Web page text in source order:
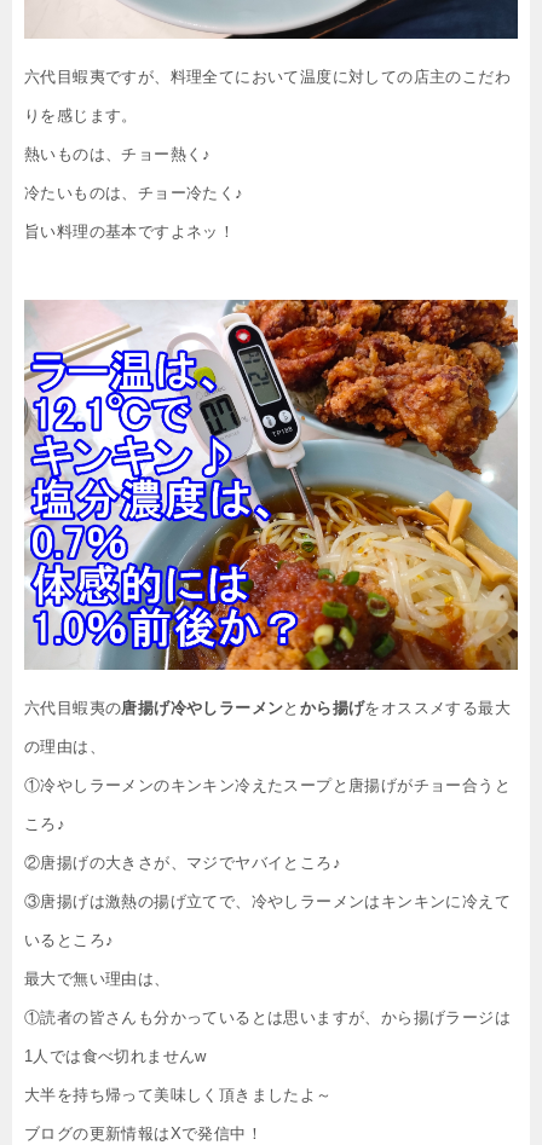
六代目蝦夷ですが、料理全てにおいて温度に対しての店主のこだわ
りを感じます。
熱いものは、チョー熱く♪
冷たいものは、チョー冷たく♪
旨い料理の基本ですよネッ！
六代目蝦夷の唐揚げ冷やしラーメンと から揚げをオススメする最大
の理由は、
①冷やしラーメンのキンキン冷えたスープと唐揚げがチョー合うと
ころ♪
②唐揚げの大きさが、マジでヤバイところ♪
③唐揚げは激熱の揚げ立てで、冷やしラーメンはキンキンに冷えて
いるところ♪
最大で無い理由は、
①読者の皆さんも分かっているとは思いますが、から揚げラージは
1人では食べ切れませんw
大半を持ち帰って美味しく頂きましたよ～
ブログの更新情報はXで発信中！